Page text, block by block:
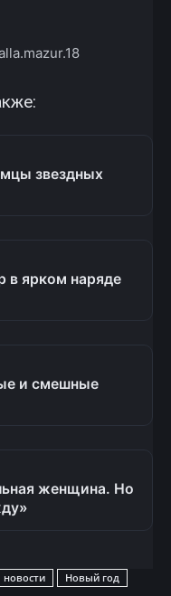
звездных
в ярком наряде
и смешные
женщина. Но
новости
Новый год